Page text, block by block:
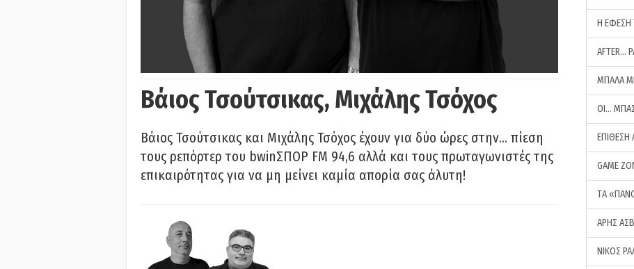
Βάιος Τσούτσικας, Μιχάλης Τσόχος
Βάιος Τσούτσικας και Μιχάλης Τσόχος έχουν για δύο ώρες στην… πίεση
τους ρεπόρτερ του bwinΣΠΟΡ FM 94,6 αλλά και τους πρωταγωνιστές της
επικαιρότητας για να μη μείνει καμία απορία σας άλυτη!
Η ΕΦΕΣΗ
AFTER…
ΜΠΑΛΑ
ΟΙ…
GAME
ΤA
ΑΡΗΣ
ΝΙΚΟΣ